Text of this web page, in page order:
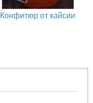
Конфитюр от кайсии